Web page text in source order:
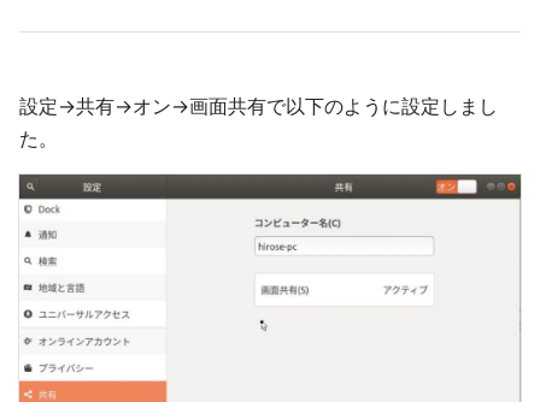
設定→共有→オン→画面共有で以下のように設定しまし
た。